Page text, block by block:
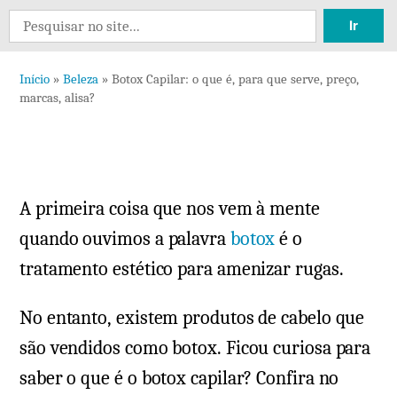
12
Botox
para
que
serve,
marcas,
Search
for:
Início » Beleza » Botox Capilar: o que é, para que serve, preço,
marcas, alisa?
A primeira coisa que nos vem à mente
quando ouvimos a palavrabotoxé o
tratamento estético para amenizar rugas.
No entanto, existem produtos de cabelo que
são vendidos como botox. Ficou curiosa para
saber o que é o botox capilar? Confira no